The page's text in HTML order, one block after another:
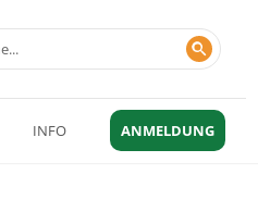
INFO ANMELDUNG